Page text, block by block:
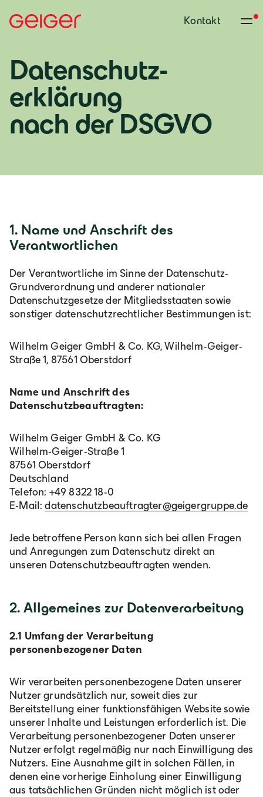
Kontakt
Datenschutz­
erklärung
nach der DSGVO
1. Name und Anschrift des
Verantwortlichen
Der Verantwortliche im Sinne der Datenschutz-
Grundverordnung und anderer nationaler
Datenschutzgesetze der Mitgliedsstaaten sowie
sonstiger datenschutzrechtlicher Bestimmungen ist:
Wilhelm Geiger GmbH & Co. KG, Wilhelm-Geiger-
Straße 1, 87561 Oberstdorf
Name und Anschrift des
Datenschutzbeauftragten:
Wilhelm Geiger GmbH & Co. KG
Wilhelm-Geiger-Straße 1
87561 Oberstdorf
Deutschland
Telefon: +49 8322 18-0
E-Mail:datenschutzbeauftragter@geigergruppe.de
Jede betroffene Person kann sich bei allen Fragen
und Anregungen zum Datenschutz direkt an
unseren Datenschutzbeauftragten wenden.
2. Allgemeines zur Datenverarbeitung
2.1 Umfang der Verarbeitung
personenbezogener Daten
Wir verarbeiten personenbezogene Daten unserer
Nutzer grundsätzlich nur, soweit dies zur
Bereitstellung einer funktionsfähigen Website sowie
unserer Inhalte und Leistungen erforderlich ist. Die
Verarbeitung personenbezogener Daten unserer
Nutzer erfolgt regelmäßig nur nach Einwilligung des
Nutzers. Eine Ausnahme gilt in solchen Fällen, in
denen eine vorherige Einholung einer Einwilligung
aus tatsächlichen Gründen nicht möglich ist oder